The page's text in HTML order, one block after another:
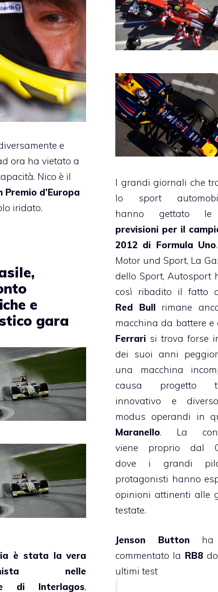
e
ora ha vietato a
Nico è il
Premio d’Europa
iridato.
I grandi giornali che
lo sport
hanno gettato
previsioni per il
2012 di Formula Uno
Motor und Sport, La
dello Sport, Autosport
così ribadito il fatto
Red Bull rimane
macchina da battere e
Ferrari si trova forse
dei suoi anni
una macchina
causa progetto
innovativo e
modus operandi in
Maranello. La
viene proprio dal
dove i grandi
protagonisti hanno
opinioni attinenti alle
testate.
Jenson Button ha
commentato la RB8
ultimi test
e
gara
è stata la vera
nelle
di Interlagos,